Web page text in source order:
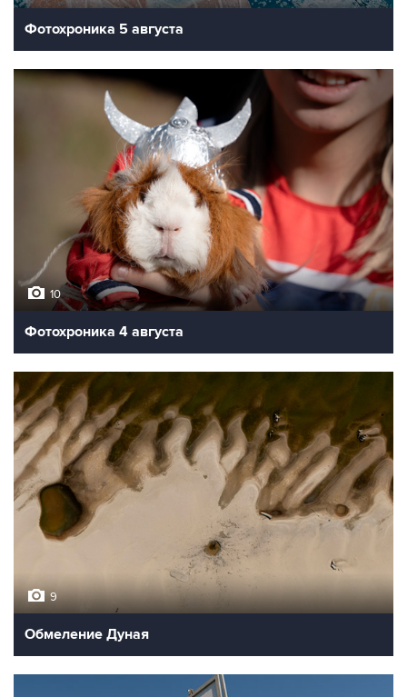
Фотохроника 5 августа
10
Фотохроника 4 августа
9
Обмеление Дуная